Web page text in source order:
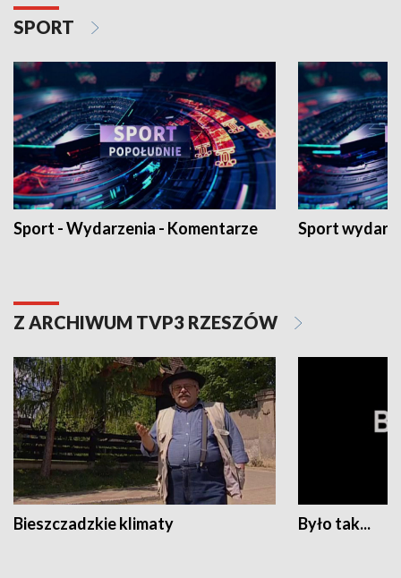
SPORT
Sport - Wydarzenia - Komentarze Sport
Z ARCHIWUM TVP3 RZESZÓW
Bieszczadzkie klimaty Było tak...